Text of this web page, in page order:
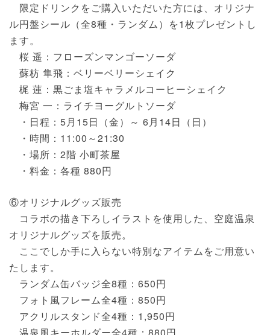
限定ドリンクをご購入いただいた方には、オリジナ
ル円盤シール（全8種・ランダム）を1枚プレゼントし
ます。
桜 遥：フローズンマンゴーソーダ
蘇枋 隼飛：ベリーベリーシェイク
梶 蓮：黒ごま塩キャラメルコーヒーシェイク
梅宮 一：ライチヨーグルトソーダ
・日程：5月15日（金）～ 6月14日（日）
・時間：11:00～21:30
・場所：2階 小町茶屋
・料金：各種 880円
⑥オリジナルグッズ販売
コラボの描き下ろしイラストを使用した、空庭温泉
オリジナルグッズを販売。
ここでしか手に入らない特別なアイテムをご用意い
たします。
ランダム缶バッジ全8種：650円
フォト風フレーム全4種：850円
アクリルスタンド全4種：1,950円